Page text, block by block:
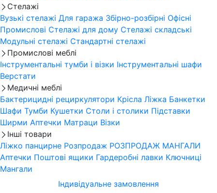
Стелажі
Вузькі стелажі Для гаража Збірно-розбірні Офісні
Промислові Стелажі для дому Стелажі складські
Модульні стелажі Стандартні стелажі
Промислові меблі
Інструментальні тумби і візки Інструментальні шафи
Верстати
Медичні меблі
Бактерицидні рециркулятори Крісла Ліжка Банкетки
Шафи Тумби Кушетки Столи і столики Підставки
Ширми Аптечки Матраци Візки
Інші товари
Ліжко панцирне Розпродаж РОЗПРОДАЖ МАНГАЛИ
Аптечки Поштові ящики Гардеробні лавки Ключниці
Мангали
Індивідуальне замовлення